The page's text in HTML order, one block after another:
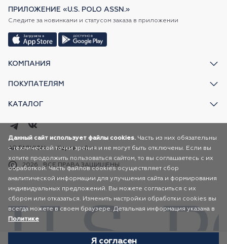
КОМПАНИЯ
ПОКУПАТЕЛЯМ
КАТАЛОГ
ПРИЛОЖЕНИЕ «U.S. POLO ASSN.»
Следите за новинками и статусом заказа в приложении
2026 ВСЕ ПРАВА ЗАЩИЩЕНЫ
AR FASHION Карта сайта
Данный сайт использует файлы cookies. Часть из них обязательны
с технической точки зрения и не могут быть отключены. Если вы
хотите продолжить пользоваться сайтом, то вы соглашаетесь с их
обработкой. Часть файлов cookies осуществляет сбор
аналитической информации для улучшения сайта и формирования
индивидуальных предложений. Вы можете согласиться с их
сбором или отказаться. Изменить настройки обработки cookies вы
всегда можете в своем браузере. Детальная информация указана в
Политике
Я согласен